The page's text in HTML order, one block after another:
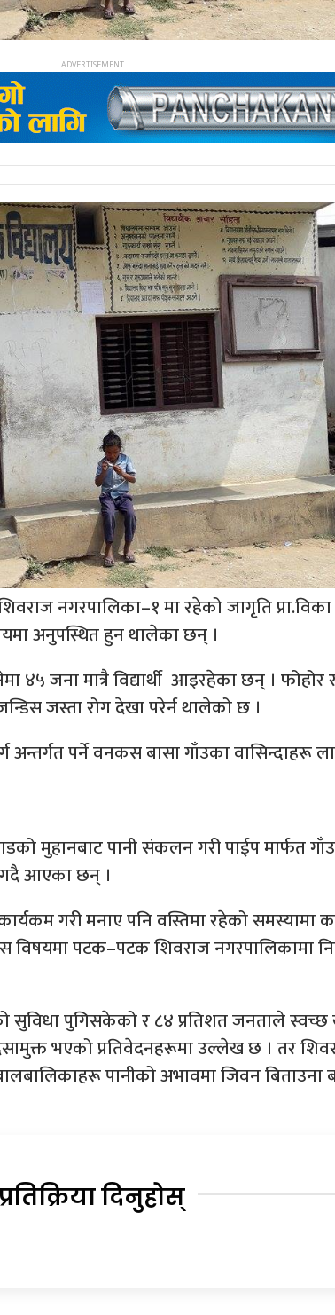
नगरपालिका–१ मा रहेको जागृति
अनुपस्थित हुन थालेका छन् ।
४५ जना मात्रै विद्यार्थी आइरहेका छन् । फोहोर
जस्ता रोग देखा परेर्न थालेको छ ।
अन्तर्गत पर्ने वनकस बासा गाँउका वासिन्दाहरू
मुहानबाट पानी संकलन गरी पाईप मार्फत
गदै आएका छन् ।
गरी मनाए पनि वस्तिमा रहेको समस्यामा
विषयमा पटक–पटक शिवराज नगरपालिकामा
पुगिसकेको र ८४ प्रतिशत जनताले स्वच्छ
भएको प्रतिवेदनहरूमा उल्लेख छ । तर
पानीको अभावमा जिवन बिताउना
दिनुहोस्